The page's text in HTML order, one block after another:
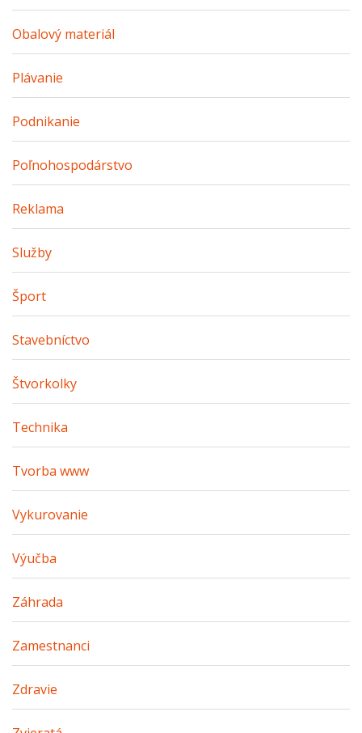
Obalový materiál
Plávanie
Podnikanie
Poľnohospodárstvo
Reklama
Služby
Šport
Stavebníctvo
Štvorkolky
Technika
Tvorba www
Vykurovanie
Výučba
Záhrada
Zamestnanci
Zdravie